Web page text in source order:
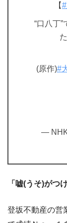
【
“口八丁
(原作)#
—
「嘘(うそ)がつ
登坂不動産の営